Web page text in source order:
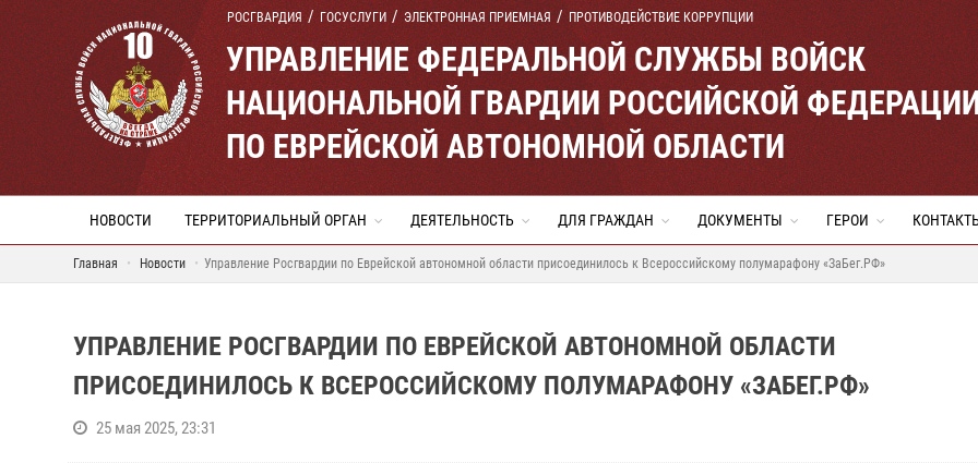
РОСГВАРДИЯ ГОСУСЛУГИ ЭЛЕКТРОННАЯ ПРИЕМНАЯ ПРОТИВОДЕЙСТВИЕ КОРРУПЦИИ
УПРАВЛЕНИЕ ФЕДЕРАЛЬНОЙ СЛУЖБЫ ВОЙСК
НАЦИОНАЛЬНОЙ ГВАРДИИ РОССИЙСКОЙ
ПО ЕВРЕЙСКОЙ АВТОНОМНОЙ ОБЛАСТИ
НОВОСТИ ТЕРРИТОРИАЛЬНЫЙ ОРГАН ДЕЯТЕЛЬНОСТЬ ДЛЯ ГРАЖДАН ДОКУМЕНТЫ ГЕРОИ
Главная Новости Управление Росгвардии по Еврейской автономной области присоединилось к Всероссийскому полумарафону «ЗаБег.РФ»
УПРАВЛЕНИЕ РОСГВАРДИИ ПО ЕВРЕЙСКОЙ АВТОНОМНОЙ ОБЛАСТИ
ПРИСОЕДИНИЛОСЬ К ВСЕРОССИЙСКОМУ ПОЛУМАРАФОНУ «ЗАБЕГ.РФ»
25 мая 2025, 23:31